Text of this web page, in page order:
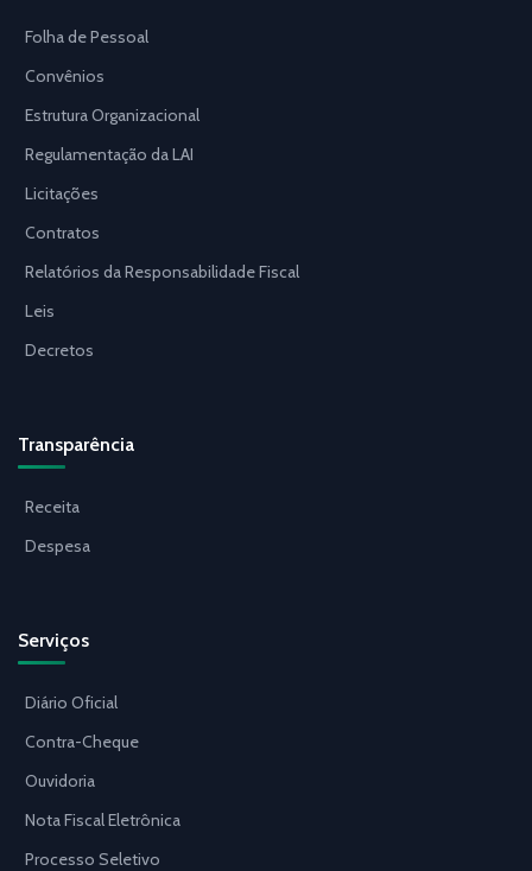
Folha de Pessoal
Convênios
Estrutura Organizacional
Regulamentação da LAI
Licitações
Contratos
Relatórios da Responsabilidade Fiscal
Leis
Decretos
Transparência
Receita
Despesa
Serviços
Diário Oficial
Contra-Cheque
Ouvidoria
Nota Fiscal Eletrônica
Processo Seletivo